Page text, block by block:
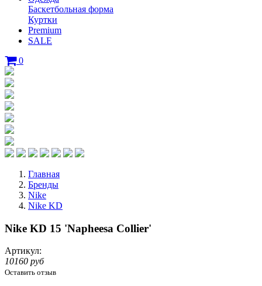
Баскетбольная форма
Куртки
Premium
SALE
0
Главная
Бренды
Nike
Nike KD
Nike KD 15 'Napheesa Collier'
Артикул:
10160 руб
Оставить отзыв